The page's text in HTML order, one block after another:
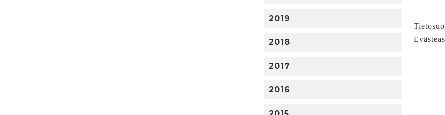
2019
2018
2017
2016